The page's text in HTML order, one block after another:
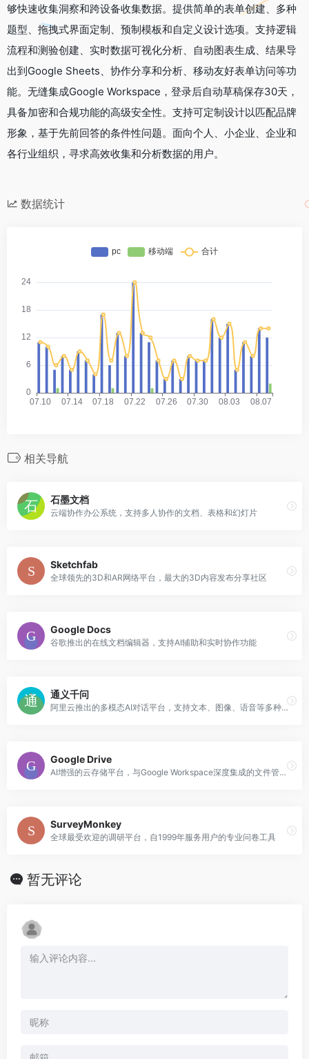
够快速收集洞察和跨设备收集数据。提供简单的表单创建、多种
题型、拖拽式界面定制、预制模板和自定义设计选项。支持逻辑
流程和测验创建、实时数据可视化分析、自动图表生成、结果导
出到Google Sheets、协作分享和分析、移动友好表单访问等功
能。无缝集成Google Workspace，登录后自动草稿保存30天，
具备加密和合规功能的高级安全性。支持可定制设计以匹配品牌
形象，基于先前回答的条件性问题。面向个人、小企业、企业和
各行业组织，寻求高效收集和分析数据的用户。
数据统计
相关导航
石墨文档
云端协作办公系统，支持多人协作的文档、表格和幻灯片
Sketchfab
全球领先的3D和AR网络平台，最大的3D内容发布分享社区
Google Docs
谷歌推出的在线文档编辑器，支持AI辅助和实时协作功能
通义千问
阿里云推出的多模态AI对话平台，支持文本、图像、语音等多种交互方式
Google Drive
AI增强的云存储平台，与Google Workspace深度集成的文件管理解决方案
SurveyMonkey
全球最受欢迎的调研平台，自1999年服务用户的专业问卷工具
暂无评论